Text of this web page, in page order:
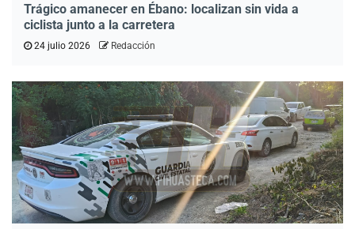
Trágico amanecer en Ébano: localizan sin vida a
ciclista junto a la carretera
24 julio 2026 Redacción